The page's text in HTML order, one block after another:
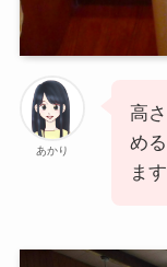
あかり
高
め
ます